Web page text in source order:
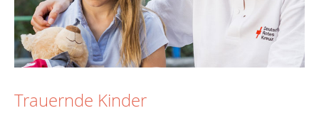
Trauernde Kinder